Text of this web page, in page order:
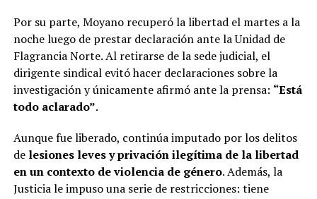
Por su parte, Moyano recuperó la libertad el martes a la
noche luego de prestar declaración ante la Unidad de
Flagrancia Norte. Al retirarse de la sede judicial, el
dirigente sindical evitó hacer declaraciones sobre la
investigación y únicamente afirmó ante la prensa: “Está
todo aclarado”.
Aunque fue liberado, continúa imputado por los delitos
de lesiones leves y privación ilegítima de la libertad
en un contexto de violencia de género. Además, la
Justicia le impuso una serie de restricciones: tiene